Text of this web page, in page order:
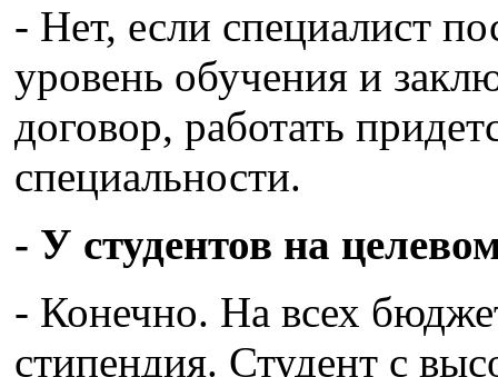
- Нет, если специалист
уровень обучения и
договор, работать
специальности.
- У студентов на
- Конечно. На всех
стипендия. Студент с